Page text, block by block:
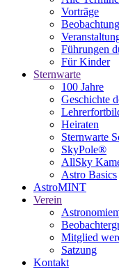
Vorträge
Führungen
Für Kinder
Sternwarte
100 Jahre
Geschichte
Heiraten
Sternwarte
SkyPole®
AllSky
Astro Basics
AstroMINT
Verein
Mitglied
Satzung
Kontakt